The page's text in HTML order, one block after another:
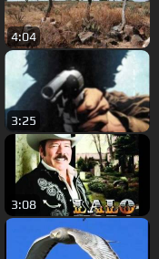
4:04
3:25
3:08